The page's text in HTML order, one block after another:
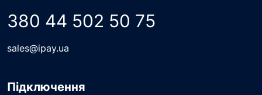
380 44 502 50 75
sales@ipay.ua
Підключення